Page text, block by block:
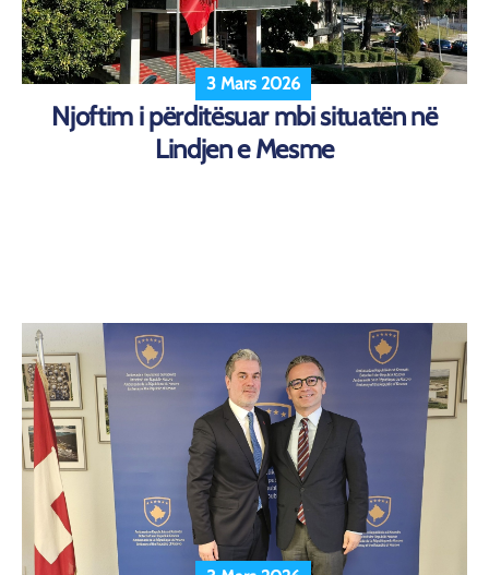
3 Mars 2026
Njoftim i përditësuar mbi situatën në
Lindjen e Mesme